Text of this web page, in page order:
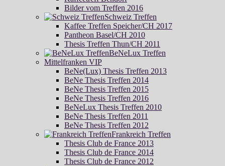
Bilder vom Treffen 2016
Schweiz Treffen
Kaffee Treffen Speicher/CH 2017
Pantheon Basel/CH 2010
Thesis Treffen Thun/CH 2011
BeNeLux Treffen
Mittelfranken VIP
BeNe(Lux) Thesis Treffen 2013
BeNe Thesis Treffen 2014
BeNe Thesis Treffen 2015
BeNe Thesis Treffen 2016
BeNeLux Thesis Treffen 2010
BeNe Thesis Treffen 2011
BeNe Thesis Treffen 2012
Frankreich Treffen
Thesis Club de France 2013
Thesis Club de France 2014
Thesis Club de France 2012